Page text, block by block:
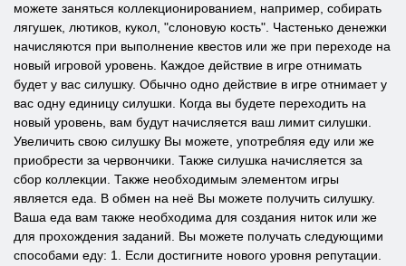
можете заняться коллекционированием, например, собирать
лягушек, лютиков, кукол, "слоновую кость". Частенько денежки
начисляются при выполнение квестов или же при переходе на
новый игровой уровень. Каждое действие в игре отнимать
будет у вас силушку. Обычно одно действие в игре отнимает у
вас одну единицу силушки. Когда вы будете переходить на
новый уровень, вам будут начисляется ваш лимит силушки.
Увеличить свою силушку Вы можете, употребляя еду или же
приобрести за червончики. Также силушка начисляется за
сбор коллекции. Также необходимым элементом игры
является еда. В обмен на неё Вы можете получить силушку.
Ваша еда вам также необходима для создания ниток или же
для прохождения заданий. Вы можете получать следующими
способами еду: 1. Если достигните нового уровня репутации.